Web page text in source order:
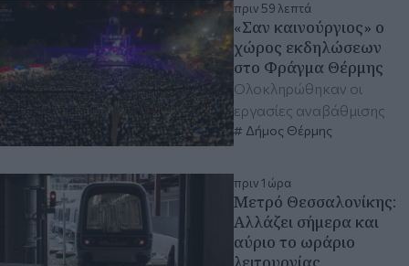
πριν 59 λεπτά
«Σαν καινούργιος» ο
χώρος εκδηλώσεων
στο Φράγμα Θέρμης
Ολοκληρώθηκαν οι
εργασίες αναβάθμισης
Δήμος Θέρμης
πριν 1 ώρα
Μετρό Θεσσαλονίκης:
Αλλάζει σήμερα και
αύριο το ωράριο
λειτουργίας